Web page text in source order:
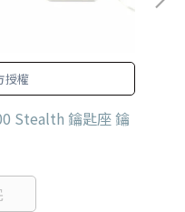
授權
Stealth 鑰匙座 鑰